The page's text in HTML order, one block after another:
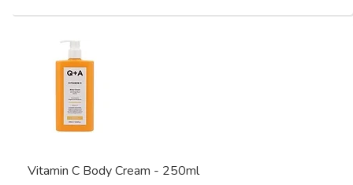
Vitamin C Body Cream - 250ml